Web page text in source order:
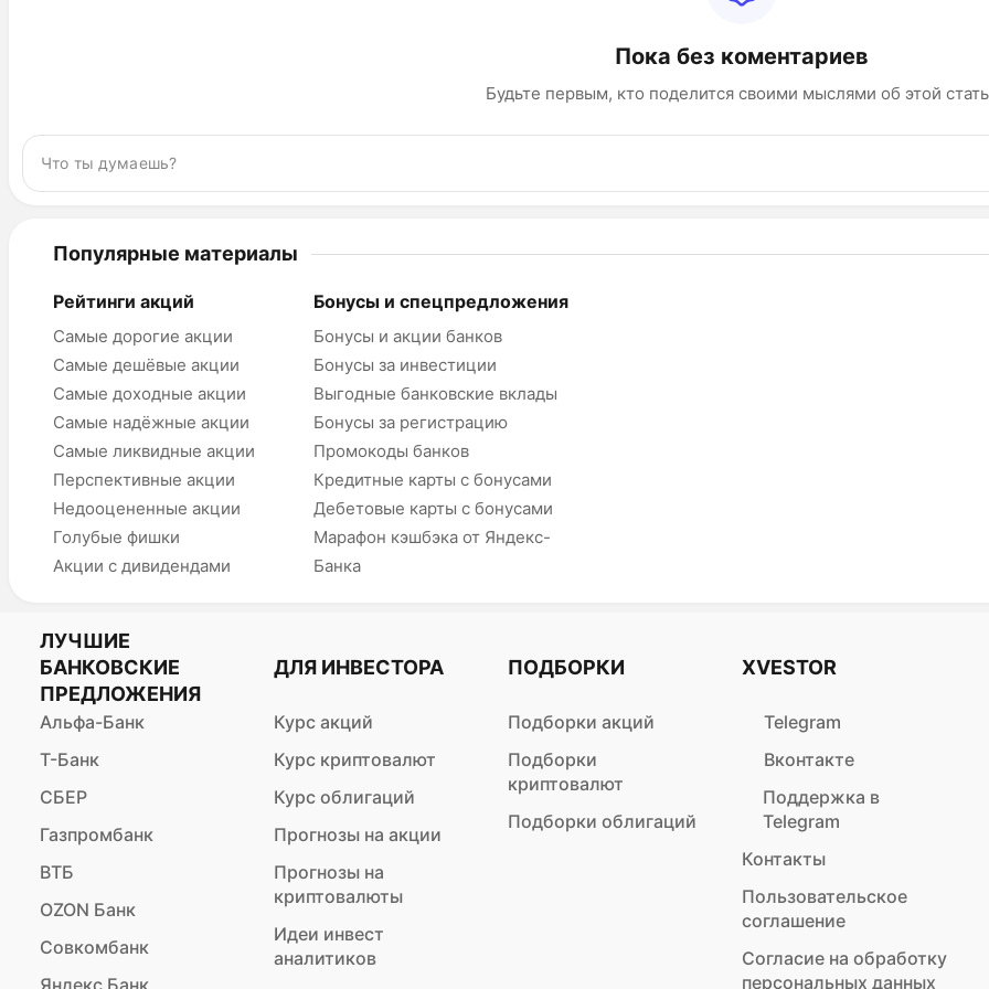
Пока без коментариев
Будьте первым, кто поделится своими мыслями об этой
Популярные материалы
Рейтинги акций
Самые дорогие акции
Самые дешёвые акции
Самые доходные акции
Самые надёжные акции
Самые ликвидные акции
Перспективные акции
Недооцененные акции
Голубые фишки
Акции с дивидендами
Бонусы и спецпредложения
Бонусы и акции банков
Бонусы за инвестиции
Выгодные банковские вклады
Бонусы за регистрацию
Промокоды банков
Кредитные карты с бонусами
Дебетовые карты с бонусами
Марафон кэшбэка от Яндекс-
Банка
ЛУЧШИЕ
БАНКОВСКИЕ
ПРЕДЛОЖЕНИЯ
Альфа-Банк
Т-Банк
СБЕР
Газпромбанк
ВТБ
OZON Банк
Совкомбанк
Яндекс Банк
ДЛЯ ИНВЕСТОРА
Курс акций
Курс криптовалют
Курс облигаций
Прогнозы на акции
Прогнозы на
криптовалюты
Идеи инвест
аналитиков
ПОДБОРКИ
Подборки акций
Подборки
криптовалют
Подборки облигаций
XVESTOR
Telegram
Вконтакте
Поддержка в
Telegram
Контакты
Пользовательское
соглашение
Согласие на обработку
персональных данных